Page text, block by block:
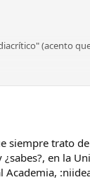
(acento
la descarga
Ortografia.pdf
siempre trato
en la